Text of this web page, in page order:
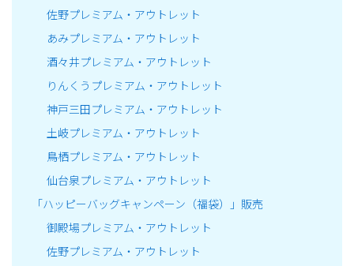
佐野プレミアム・アウトレット
あみプレミアム・アウトレット
酒々井プレミアム・アウトレット
りんくうプレミアム・アウトレット
神戸三田プレミアム・アウトレット
土岐プレミアム・アウトレット
鳥栖プレミアム・アウトレット
仙台泉プレミアム・アウトレット
「ハッピーバッグキャンペーン（福袋）」販売
御殿場プレミアム・アウトレット
佐野プレミアム・アウトレット